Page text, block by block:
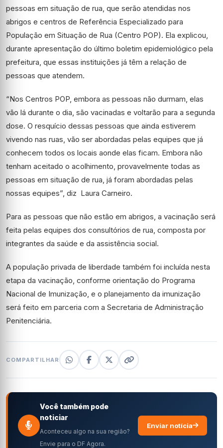
pessoas em situação de rua, que serão atendidas nos
abrigos e centros de Referência Especializado para
População em Situação de Rua (Centro POP). Ela explicou,
durante apresentação do último boletim epidemiológico pela
prefeitura, que essas instituições já têm a relação de
pessoas que atendem.
“Nos Centros POP, embora as pessoas não durmam, elas
vão lá durante o dia, são vacinadas e voltarão para a segunda
dose. O resquício dessas pessoas que ainda estiverem
vivendo nas ruas, vão ser abordadas pelas equipes que já
conhecem todos os locais aonde elas ficam. Embora não
tenham aceitado o acolhimento, provavelmente todas as
pessoas em situação de rua, já foram abordadas pelas
nossas equipes”, diz Laura Carneiro.
Para as pessoas que não estão em abrigos, a vacinação será
feita pelas equipes dos consultórios de rua, composta por
integrantes da saúde e da assistência social.
A população privada de liberdade também foi incluída nesta
etapa da vacinação, conforme orientação do Programa
Nacional de Imunização, e o planejamento da imunização
será feito em parceria com a Secretaria de Administração
Penitenciária.
COMPARTILHAR
Você também pode
noticiar
Aconteceu algo na sua região?
Envie para o DF Agora.
Enviar notícia